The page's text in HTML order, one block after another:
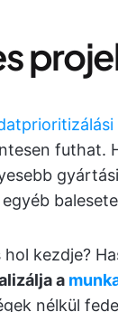
futhat.
kezdje?
a
nélkül